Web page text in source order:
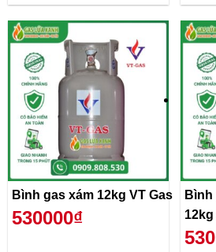
Bình gas xám 12kg VT Gas
530000₫
Bình